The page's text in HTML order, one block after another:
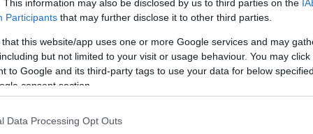
This information may also be disclosed by us to third parties on the
Participants that may further disclose it to other third parties.
that this website/app uses one or more Google services and may
but not limited to your visit or usage behaviour. You may
to Google and its third-party tags to use your data for below
consent section.
Data Processing Opt Outs
περίοδο βαθιάς μεταμόρφωσης, και η ελληνική
του ενδιαφέροντος βρίσκεται η κατηγορία
αναζητούν πλέον τον ιδανικό συνδυασμό
και προσιτής λογικής χρήσης. Μέσα σε
παίκτες από την Κίνα έρχονται να
Το Geely EX5 και το Leapmotor B10 δεν